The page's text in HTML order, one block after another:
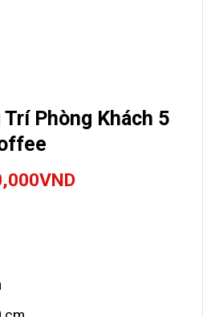
Phòng Khách 5
VND